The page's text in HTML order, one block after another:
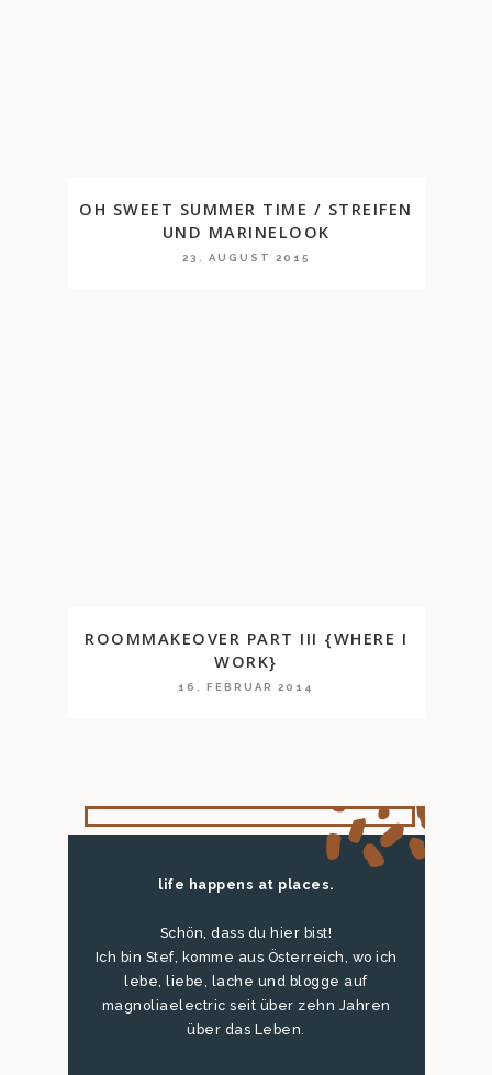
OH SWEET SUMMER TIME / STREIFEN
UND MARINELOOK
23. AUGUST 2015
ROOMMAKEOVER PART III {WHERE I
WORK}
16. FEBRUAR 2014
life happens at places.
Schön, dass du hier bist!
Ich bin Stef, komme aus Österreich, wo ich
lebe, liebe, lache und blogge auf
magnoliaelectric seit über zehn Jahren
über das Leben.